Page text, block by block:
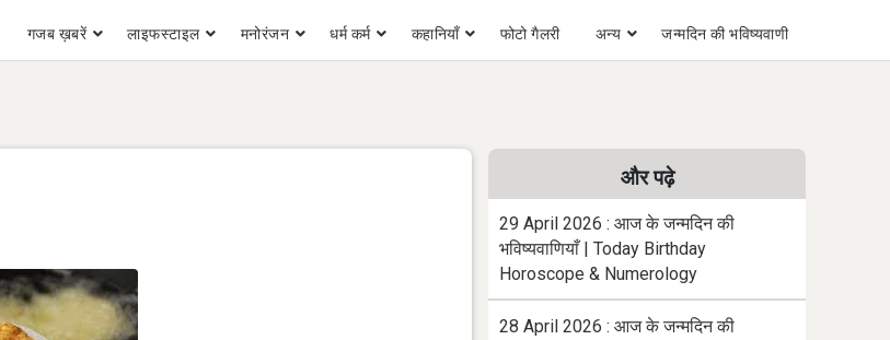
गजब ख़बरें लाइफस्टाइल मनोरंजन धर्म कर्म कहानियाँ फोटो गैलरी अन्य जन्मदिन की भविष्यवाणी
और पढ़े
29 April 2026 : आज के जन्मदिन की
भविष्यवाणियाँ | Today Birthday
Horoscope & Numerology
28 April 2026 : आज के जन्मदिन की